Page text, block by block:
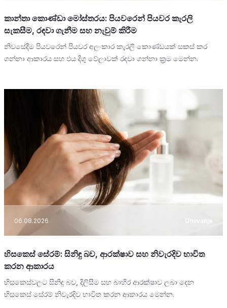
කාන්තා කොණ්ඩා මෝස්තරය: පියවරෙන් පියවර කැරලි
සැකසීම, රඳවා ගැනීම සහ නැවුම් කිරීම
නිවසේදීම පියවරෙන් පියවර අලංකාර කැරලි කොණ්ඩයක් සකස් කර
ගන්නා ආකාරය සහ එය දිගු වේලාවක් රඳවා ගන්නා ක්‍රම මෙන්න.
06.08.2026 Umivanje
හිසකෙස් සේරම්: සිනිඳු බව, ආරක්ෂාව සහ නිවැරදිව භාවිත
කරන ආකාරය
හිසකෙස්වලට සිනිඳු බව, දිලිසීම සහ බාහිර ආරක්ෂාව ලබා දෙන
හිසකෙස් සේරම් නිවැරදිව භාවිත කරන ආකාරය මෙන්න.